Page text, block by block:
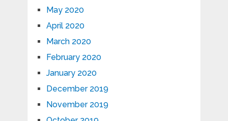
May 2020
April 2020
March 2020
February 2020
January 2020
December 2019
November 2019